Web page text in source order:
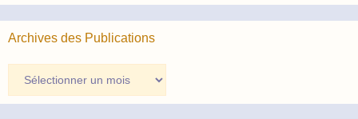
Archives des Publications
des
Publications